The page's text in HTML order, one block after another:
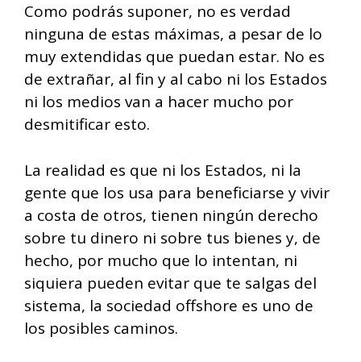
Como podrás suponer, no es verdad
ninguna de estas máximas, a pesar de lo
muy extendidas que puedan estar. No es
de extrañar, al fin y al cabo ni los Estados
ni los medios van a hacer mucho por
desmitificar esto.
La realidad es que ni los Estados, ni la
gente que los usa para beneficiarse y vivir
a costa de otros, tienen ningún derecho
sobre tu dinero ni sobre tus bienes y, de
hecho, por mucho que lo intentan, ni
siquiera pueden evitar que te salgas del
sistema, la sociedad offshore es uno de
los posibles caminos.